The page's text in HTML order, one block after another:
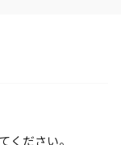
ください。